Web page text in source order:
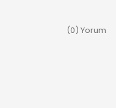
(0) Yorum